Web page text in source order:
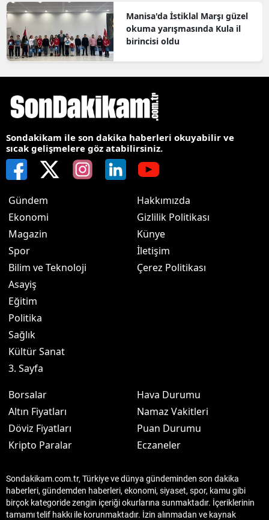
Manisa'da İstiklal Marşı güzel
okuma yarışmasında Kula il
birincisi oldu
Sondakikam ile son dakika haberleri okuyabilir ve
sıcak gelişmelere göz atabilirsiniz.
Gündem
Ekonomi
Magazin
Spor
Bilim ve Teknoloji
Asayiş
Eğitim
Politika
Sağlık
Kültür Sanat
3. Sayfa
Hakkımızda
Gizlilik Politikası
Künye
İletişim
Çerez Politikası
Borsalar
Altın Fiyatları
Döviz Fiyatları
Kripto Paralar
Hava Durumu
Namaz Vakitleri
Puan Durumu
Eczaneler
Sondakikam.com.tr, Türkiye ve dünya gündeminden son dakika
haberleri, gündemden haberleri, ekonomi, siyaset, spor, kamu gibi
birçok kategoride zengin içeriği okurlarına sunmaktadır. İçeriklerinin
tamamı telif hakkı ile korunmaktadır. İzin alınmadan ve kaynak